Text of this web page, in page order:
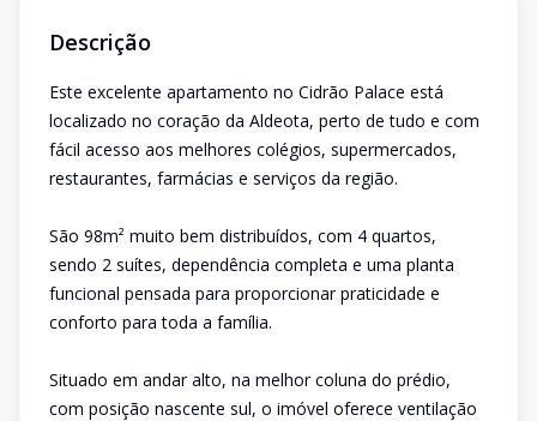
Descrição
Este excelente apartamento no Cidrão Palace está
localizado no coração da Aldeota, perto de tudo e com
fácil acesso aos melhores colégios, supermercados,
restaurantes, farmácias e serviços da região.
São 98m² muito bem distribuídos, com 4 quartos,
sendo 2 suítes, dependência completa e uma planta
funcional pensada para proporcionar praticidade e
conforto para toda a família.
Situado em andar alto, na melhor coluna do prédio,
com posição nascente sul, o imóvel oferece ventilação